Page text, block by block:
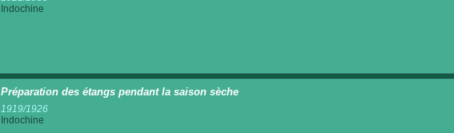
Indochine
Préparation des étangs pendant la saison sèche
1919/1926
Indochine